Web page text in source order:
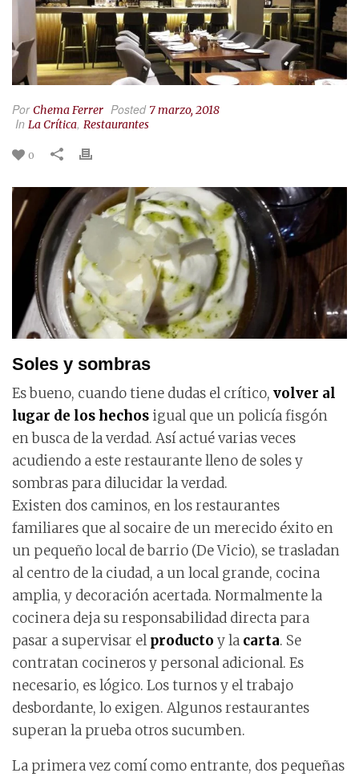
PorChema Ferrer Posted 7 marzo, 2018
In La Crítica, Restaurantes
0
Soles y sombras
Es bueno, cuando tiene dudas el crítico, volver al
lugar de los hechos igual que un policía fisgón
en busca de la verdad. Así actué varias veces
acudiendo a este restaurante lleno de soles y
sombras para dilucidar la verdad.
Existen dos caminos, en los restaurantes
familiares que al socaire de un merecido éxito en
un pequeño local de barrio (De Vicio), se trasladan
al centro de la ciudad, a un local grande, cocina
amplia, y decoración acertada. Normalmente la
cocinera deja su responsabilidad directa para
pasar a supervisar el producto y la carta. Se
contratan cocineros y personal adicional. Es
necesario, es lógico. Los turnos y el trabajo
desbordante, lo exigen. Algunos restaurantes
superan la prueba otros sucumben.
La primera vez comí como entrante, dos pequeñas